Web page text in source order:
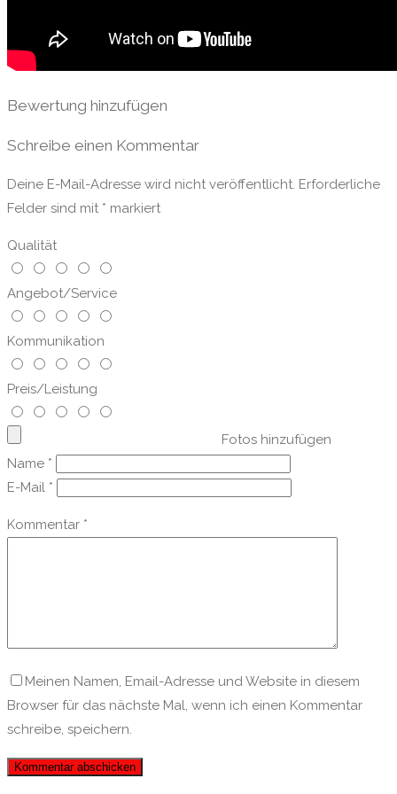
Bewertung hinzufügen
Schreibe einen Kommentar
Deine E-Mail-Adresse wird nicht veröffentlicht. Erforderliche
Felder sind mit * markiert
Qualität
Angebot/Service
Kommunikation
Preis/Leistung
Fotos hinzufügen
Name *
E-Mail *
Kommentar *
Meinen Namen, Email-Adresse und Website in diesem
Browser für das nächste Mal, wenn ich einen Kommentar
schreibe, speichern.